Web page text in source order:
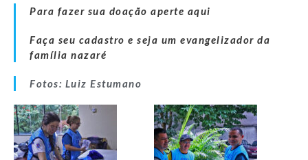
Para fazer sua doação aperte aqui
Faça seu cadastro e seja um evangelizador da
família nazaré
Fotos: Luiz Estumano